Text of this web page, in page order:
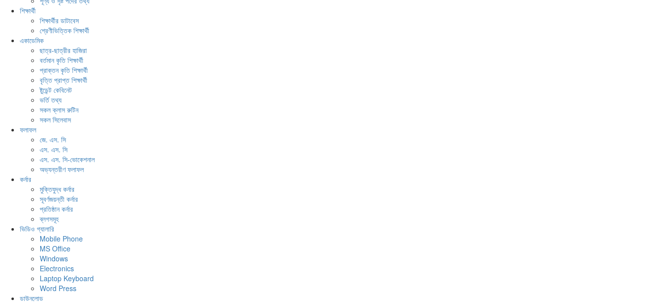
শিক্ষার্থী
শিক্ষার্থীর ডাটাবেস
শ্রেণীভিত্তিক শিক্ষার্থী
একাডেমিক
ছাত্র-ছাত্রীর হাজিরা
বর্তমান কৃতি শিক্ষার্থী
প্রাক্তন কৃতি শিক্ষার্থী
বৃত্তি প্রাপ্ত শিক্ষার্থী
ষ্টুডেন্ট কেবিনেট
ভর্তি তথ্য
সকল ক্লাস রুটিন
সকল সিলেবাস
ফলাফল
জে. এস. সি
এস. এস. সি
এস. এস. সি-ভোকেশনাল
অভ্যন্তরীণ ফলাফল
কর্নার
মুক্তিযুদ্ধ কর্নার
সূবর্ণজয়ন্তী কর্নার
প্রতিষ্ঠান কর্নার
ব্লগসমূহ
ভিডিও গ্যালারি
Mobile Phone
MS Office
Windows
Electronics
Laptop Keyboard
Word Press
ডাউনলোড